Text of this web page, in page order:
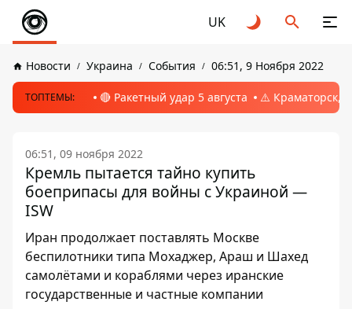
UK
Новости Украина События 06:51, 9 Ноября 2022
ТОПТЕМЫ: 🔴 Ракетный удар 5 августа ⚠️ Краматорск,
06:51, 09 ноября 2022
Кремль пытается тайно купить
боеприпасы для войны с Украиной —
ISW
Иран продолжает поставлять Москве
беспилотники типа Мохаджер, Араш и Шахед
самолётами и кораблями через иранские
государственные и частные компании